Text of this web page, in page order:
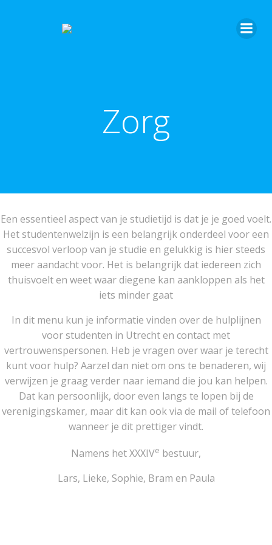
Zorg
Een essentieel aspect van je studietijd is dat je je goed voelt.
Het studentenwelzijn is een belangrijk onderdeel voor een
succesvol verloop van je studie en gelukkig is hier steeds
meer aandacht voor. Het is belangrijk dat iedereen zich
thuisvoelt en weet waar diegene kan aankloppen als het
iets minder gaat
In dit menu kun je informatie vinden over de hulplijnen
voor studenten in Utrecht en contact met
vertrouwenspersonen. Heb je vragen over waar je terecht
kunt voor hulp? Aarzel dan niet om ons te benaderen, wij
verwijzen je graag verder naar iemand die jou kan helpen.
Dat kan persoonlijk, door even langs te lopen bij de
verenigingskamer, maar dit kan ook via de mail of telefoon
wanneer je dit prettiger vindt.
Namens het XXXIVe bestuur,
Lars, Lieke, Sophie, Bram en Paula